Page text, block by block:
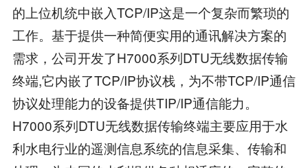
的上位机统中嵌入TCP/IP这是一个复杂而繁琐的
工作。基于提供一种简便实用的通讯解决方案的
需求，公司开发了H7000系列DTU无线数据传输
终端,它内嵌了TCP/IP协议栈，为不带TCP/IP通信
协议处理能力的设备提供TIP/IP通信能力。
H7000系列DTU无线数据传输终端主要应用于水
利水电行业的遥测信息系统的信息采集、传输和